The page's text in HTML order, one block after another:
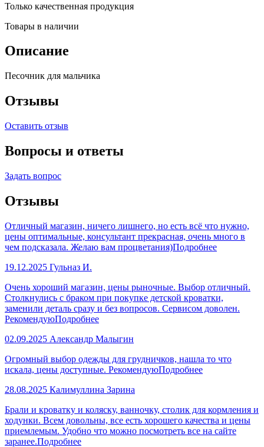
Только качественная продукция
Товары в наличии
Описание
Песочник для мальчика
Отзывы
Оставить отзыв
Вопросы и ответы
Задать вопрос
Отзывы
Отличный магазин, ничего лишнего, но есть всё что нужно,
цены оптимальные, консультант прекрасная, очень много в
чем подсказала. Желаю вам процветания)Подробнее
19.12.2025 Гульназ И.
Очень хороший магазин, цены рыночные. Выбор отличный.
Столкнулись с браком при покупке детской кроватки,
заменили деталь сразу и без вопросов. Сервисом доволен.
РекомендуюПодробнее
02.09.2025 Александр Малыгин
Огромный выбор одежды для грудничков, нашла то что
искала, цены доступные. РекомендуюПодробнее
28.08.2025 Калимуллина Зарина
Брали и кроватку и коляску, ванночку, столик для кормления и
ходунки. Всем довольны, все есть хорошего качества и цены
приемлемым. Удобно что можно посмотреть все на сайте
заранее.Подробнее